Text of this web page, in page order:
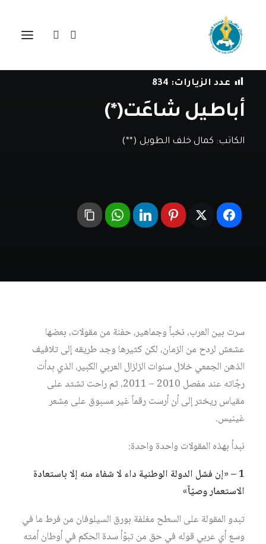
فيمقالات
عدد الزيارات: 834
أباطيل شاعَت(*)
الكاتب: كمال خلف الطويل (**)
سرت بين العرب، نخباً وجماهير، حفنة من مقولات، بعضها
عشعش لردح من الزمان، لكن كثيرها وجد طريقه إلى تلافيف
الذهن الجمعي خلال سنوات الزلزال العربي الكبير، الذي بدأت
رجّاته عند مفصل 2010 – 2011، ثم راحت تشتد على
مقياس ريختر إلى أن أرست رقماً غير مسبوق على مِشعر
غينيس.
نبدأ بهذه المقولات واحدة واحدة:
1 – «إن فشل الدولة الوطنية داء لا شفاء منه إلا باستعادة
الاستعمار وصيّاً»
تبدو المقولة على السطح مغلفة بورق السيلوفان من فرط ما في
وسع أي عربي قوله في حق من تبوّأ سدة الحكم في أوطان أمته